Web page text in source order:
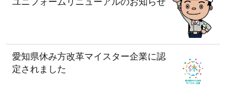
愛知県休み方改革マイスター企業に認
定されました